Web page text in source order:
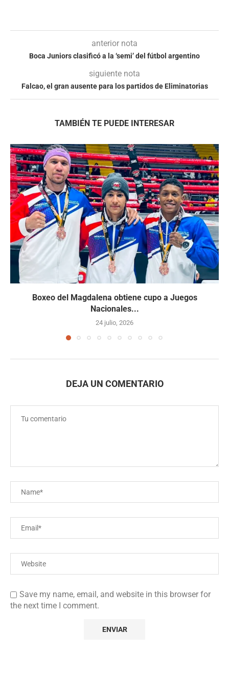
anterior nota
Boca Juniors clasificó a la ‘semi’ del fútbol argentino
siguiente nota
Falcao, el gran ausente para los partidos de Eliminatorias
TAMBIÉN TE PUEDE INTERESAR
Boxeo del Magdalena obtiene cupo a Juegos
Nacionales...
24 julio, 2026
DEJA UN COMENTARIO
Save my name, email, and website in this browser for
the next time I comment.